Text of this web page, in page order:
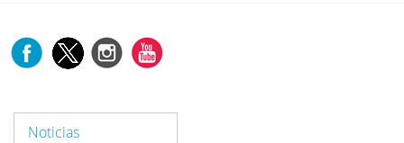
Noticias